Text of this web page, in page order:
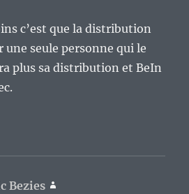
c’est que la distribution
une seule personne qui le
plus sa distribution et BeIn
Bezies